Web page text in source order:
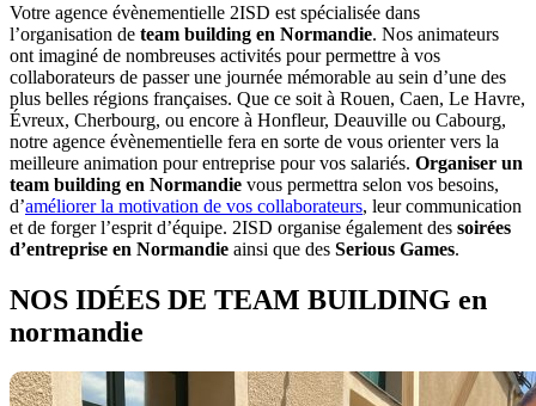
Votre agence évènementielle 2ISD est spécialisée dans
l’organisation de team building en Normandie. Nos animateurs
ont imaginé de nombreuses activités pour permettre à vos
collaborateurs de passer une journée mémorable au sein d’une des
plus belles régions françaises. Que ce soit à Rouen, Caen, Le Havre,
Évreux, Cherbourg, ou encore à Honfleur, Deauville ou Cabourg,
notre agence évènementielle fera en sorte de vous orienter vers la
meilleure animation pour entreprise pour vos salariés. Organiser un
team building en Normandie vous permettra selon vos besoins,
d’améliorer la motivation de vos collaborateurs, leur communication
et de forger l’esprit d’équipe. 2ISD organise également des soirées
d’entreprise en Normandie ainsi que des Serious Games.
NOS IDÉES DE TEAM BUILDING en
normandie